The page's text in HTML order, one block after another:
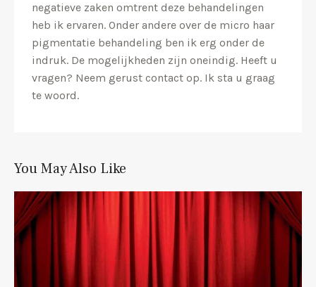
negatieve zaken omtrent deze behandelingen
heb ik ervaren. Onder andere over de micro haar
pigmentatie behandeling ben ik erg onder de
indruk. De mogelijkheden zijn oneindig. Heeft u
vragen? Neem gerust contact op. Ik sta u graag
te woord.
You May Also Like